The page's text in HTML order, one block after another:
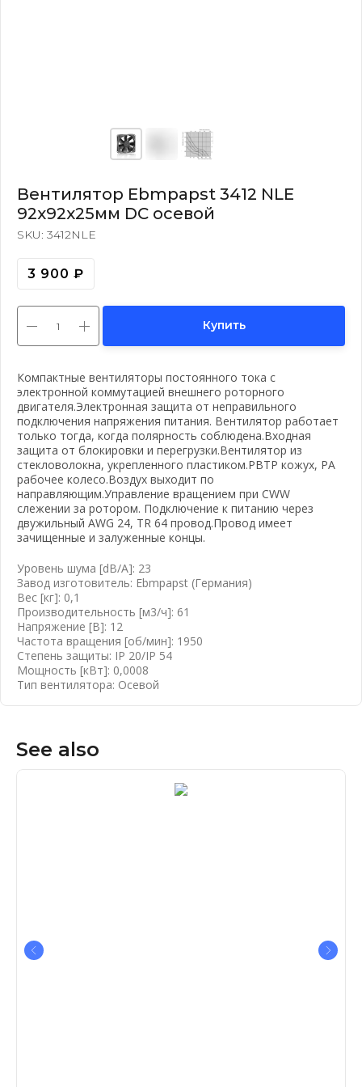
Вентилятор Ebmpapst 3412 NLE
92x92x25мм DC осевой
SKU: 3412NLE
3 900 ₽
Купить
Компактные вентиляторы постоянного тока с
электронной коммутацией внешнего роторного
двигателя.Электронная защита от неправильного
подключения напряжения питания. Вентилятор работает
только тогда, когда полярность соблюдена.Входная
защита от блокировки и перегрузки.Вентилятор из
стекловолокна, укрепленного пластиком.PBTP кожух, РА
рабочее колесо.Воздух выходит по
направляющим.Управление вращением при CWW
слежении за ротором. Подключение к питанию через
двужильный AWG 24, TR 64 провод.Провод имеет
зачищенные и залуженные концы.
Уровень шума [dB/A]: 23
Завод изготовитель: Ebmpapst (Германия)
Вес [кг]: 0,1
Производительность [м3/ч]: 61
Напряжение [В]: 12
Частота вращения [об/мин]: 1950
Степень защиты: IP 20/IP 54
Мощность [кВт]: 0,0008
Тип вентилятора: Осевой
See also
почту